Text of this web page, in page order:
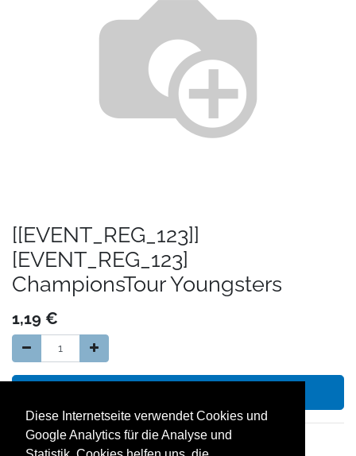
Diese Internetseite verwendet Cookies und
Google Analytics für die Analyse und
[[EVENT_REG_123]]
[EVENT_REG_123]
ChampionsTour Youngsters
1,19 €
14 Tage Geld zurück Garantie